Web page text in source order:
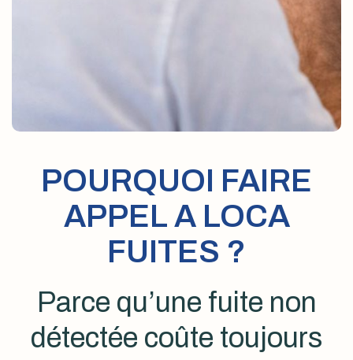
POURQUOI FAIRE
APPEL A LOCA
FUITES ?
Parce qu’une fuite non
détectée coûte toujours